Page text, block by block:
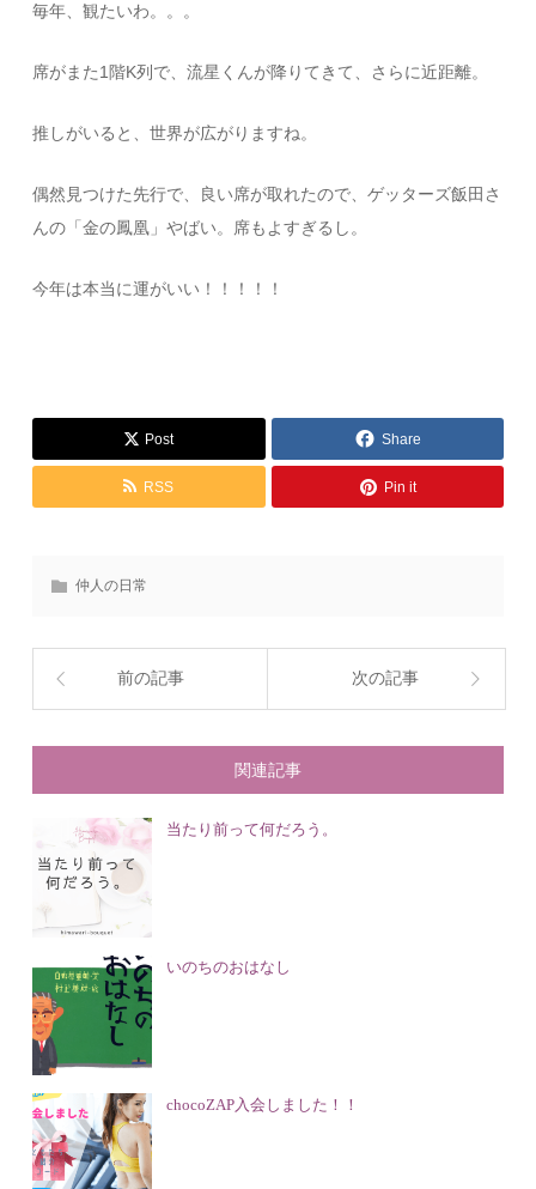
毎年、観たいわ。。。
席がまた1階K列で、流星くんが降りてきて、さらに近距離。
推しがいると、世界が広がりますね。
偶然見つけた先行で、良い席が取れたので、ゲッターズ飯田さ
んの「金の鳳凰」やばい。席もよすぎるし。
今年は本当に運がいい！！！！！
Post Share
RSS Pin it
仲人の日常
前の記事 次の記事
関連記事
当たり前って何だろう。
いのちのおはなし
chocoZAP入会しました！！